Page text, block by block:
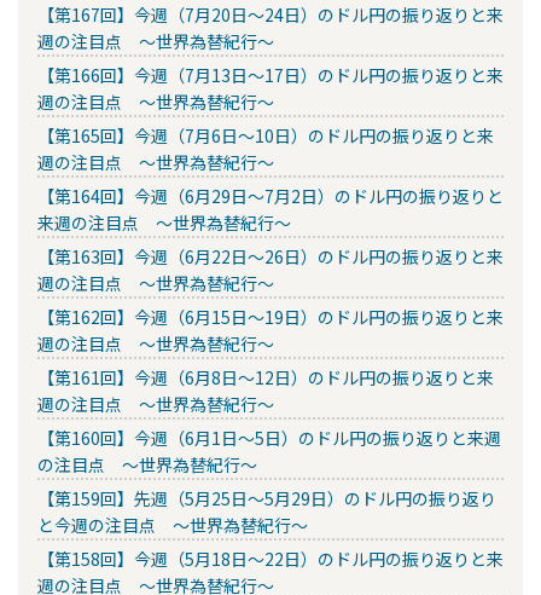
【第167回】今週（7月20日～24日）のドル円の振り返りと来
週の注目点 ～世界為替紀行～
【第166回】今週（7月13日～17日）のドル円の振り返りと来
週の注目点 ～世界為替紀行～
【第165回】今週（7月6日～10日）のドル円の振り返りと来
週の注目点 ～世界為替紀行～
【第164回】今週（6月29日～7月2日）のドル円の振り返りと
来週の注目点 ～世界為替紀行～
【第163回】今週（6月22日～26日）のドル円の振り返りと来
週の注目点 ～世界為替紀行～
【第162回】今週（6月15日～19日）のドル円の振り返りと来
週の注目点 ～世界為替紀行～
【第161回】今週（6月8日～12日）のドル円の振り返りと来
週の注目点 ～世界為替紀行～
【第160回】今週（6月1日～5日）のドル円の振り返りと来週
の注目点 ～世界為替紀行～
【第159回】先週（5月25日～5月29日）のドル円の振り返り
と今週の注目点 ～世界為替紀行～
【第158回】今週（5月18日～22日）のドル円の振り返りと来
週の注目点 ～世界為替紀行～